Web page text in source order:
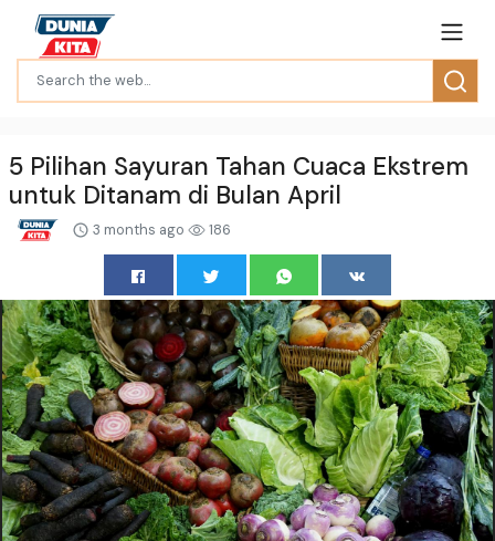
5 Pilihan Sayuran Tahan Cuaca Ekstrem
untuk Ditanam di Bulan April
3 months ago 186